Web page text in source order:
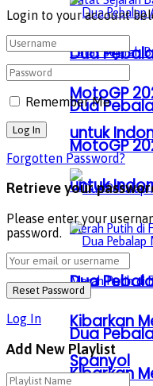
Dua
MotoGP
untuk
Dua
Kibarkan
Spanyol
Dua
MotoGP
untuk
Dua
Kibarkan
Login to your account
Remember Me
Forgotten Password?
Retrieve your
Please enter your
password.
Log In
Add New Playlist